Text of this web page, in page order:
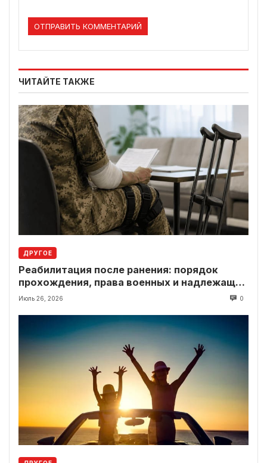
ЧИТАЙТЕ ТАКЖЕ
ДРУГОЕ
Реабилитация после ранения: порядок
прохождения, права военных и надлежащие
выплаты
Июль 26, 2026 0